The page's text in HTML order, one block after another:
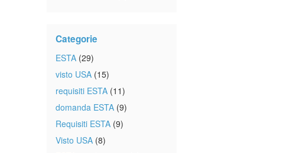
Categorie
ESTA (29)
visto USA (15)
requisiti ESTA (11)
domanda ESTA (9)
Requisiti ESTA (9)
Visto USA (8)